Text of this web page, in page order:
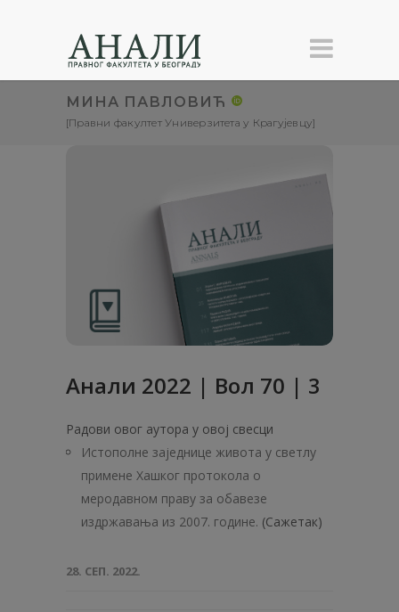
МИНА ПАВЛОВИЋ
[Правни факултет Универзитета у Крагујевцу]
Анали 2022 | Вол 70 | 3
Радови овог аутора у овој свесци
Истополне заједнице живота у светлу
примене Хашког протокола о
меродавном праву за обавезе
издржавања из 2007. године. (Сажетак)
28. СЕП. 2022.